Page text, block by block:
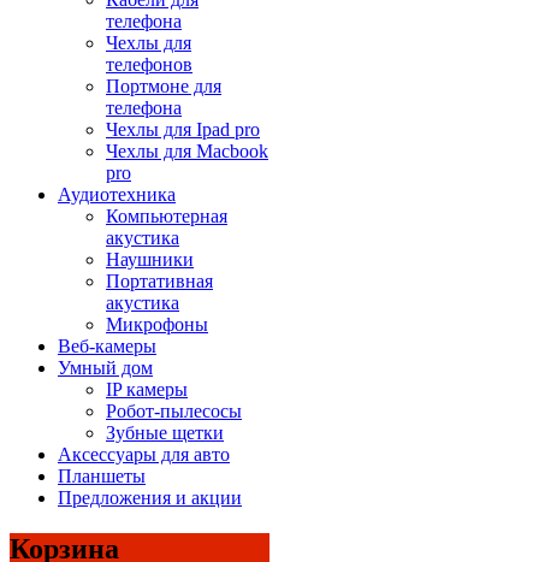
телефона
Чехлы для
телефонов
Портмоне для
телефона
Чехлы для Ipad pro
Чехлы для Macbook
pro
Аудиотехника
Компьютерная
акустика
Наушники
Портативная
акустика
Микрофоны
Веб-камеры
Умный дом
IP камеры
Робот-пылесосы
Зубные щетки
Аксессуары для авто
Планшеты
Предложения и акции
Корзина